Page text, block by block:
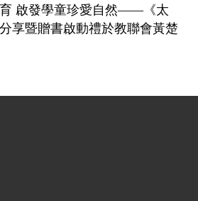
啟發學童珍愛自然——《太
享暨贈書啟動禮於教聯會黃楚